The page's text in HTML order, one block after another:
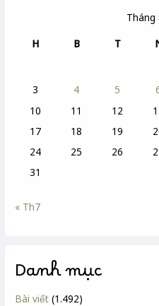
Tháng
H
B T
3
4 5
10
11 12
17
18 19
24
25 26
31
« Th7
Danh mục
Bài viết (1.492)